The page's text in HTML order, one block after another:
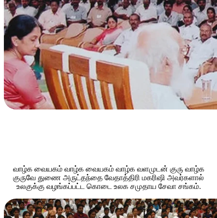
வாழ்க வையகம் வாழ்க வையகம் வாழ்க வளமுடன் குரு வாழ்க
குருவே துணை அருட்தந்தை வேதாத்திரி மகரிஷி அவர்களால்
உலகுக்கு வழங்கப்பட்ட கொடை உலக சமுதாய சேவா சங்கம்.